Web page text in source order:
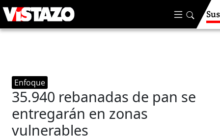
Enfoque
35.940 rebanadas de pan se
entregarán en zonas
vulnerables